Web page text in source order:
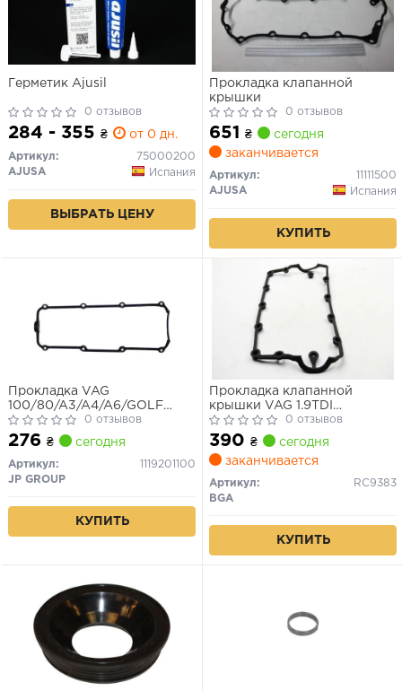
Герметик Ajusil
0 отзывов
284 - 355 ₴ от 0 дн.
Артикул:
75000200
AJUSA
Испания
ВЫБРАТЬ ЦЕНУ
Прокладка клапанной
крышки
0 отзывов
651 ₴
сегодня
заканчивается
Артикул:
11111500
AJUSA
Испания
КУПИТЬ
Прокладка VAG
100/80/A3/A4/A6/GOLF
III/GOLF IV/BORA/CADDY
II/CORDOBA -08
0 отзывов
276 ₴ сегодня
Артикул:
1119201100
JP GROUP
КУПИТЬ
Прокладка клапанной
крышки VAG 1.9TDI
(ASZ/ATD/AVB/AVF/AWX/
0 отзывов
390 ₴
сегодня
заканчивается
Артикул:
RC9383
BGA
КУПИТЬ